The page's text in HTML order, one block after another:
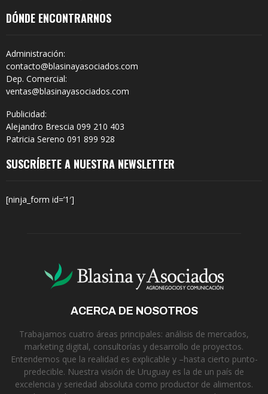
DÓNDE ENCONTRARNOS
Administración:
contacto@blasinayasociados.com
Dep. Comercial:
ventas@blasinayasociados.com
Publicidad:
Alejandro Brescia 099 210 403
Patricia Sereno 091 899 928
SUSCRÍBETE A NUESTRA NEWSLETTER
[ninja_form id=’1′]
ACERCA DE NOSOTROS
Trabajamos cuatro áreas principales: análisis de mercados,
marketing digital, consultorías y desarrollo de proyectos.
Entendemos que la realidad es explicable y –hasta cierto punto-
predecible. Nuestra visión de Uruguay es la de un país de
excelencia y seriedad absoluta como productor de alimentos.